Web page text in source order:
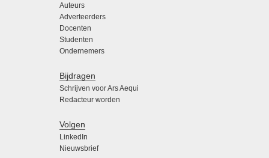
Auteurs
Adverteerders
Docenten
Studenten
Ondernemers
Bijdragen
Schrijven voor Ars Aequi
Redacteur worden
Volgen
LinkedIn
Nieuwsbrief